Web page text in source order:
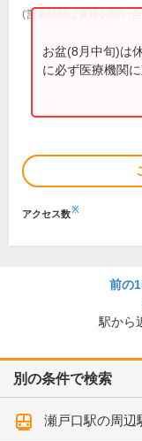
(営業時間は直接お問い合
お盆(8月中旬)は
に必ず医療機関
アクセス数※
前の
駅から
別の条件で検索
瀬戸口駅の周辺